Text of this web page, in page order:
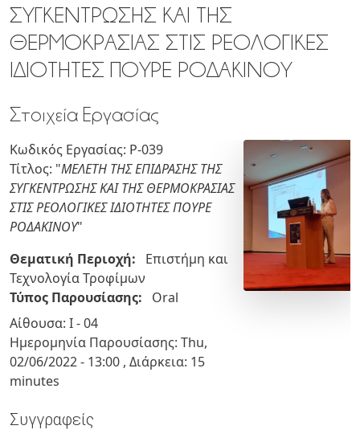
ΣΥΓΚΕΝΤΡΩΣΗΣ ΚΑΙ ΤΗΣ
ΘΕΡΜΟΚΡΑΣΙΑΣ ΣΤΙΣ ΡΕΟΛΟΓΙΚΕΣ
ΙΔΙΟΤΗΤΕΣ ΠΟΥΡΕ ΡΟΔΑΚΙΝΟΥ
Στοιχεία Εργασίας
Κωδικός Εργασίας: P-039
Τίτλος: "ΜΕΛΕΤΗ ΤΗΣ ΕΠΙΔΡΑΣΗΣ ΤΗΣ
ΣΥΓΚΕΝΤΡΩΣΗΣ ΚΑΙ ΤΗΣ ΘΕΡΜΟΚΡΑΣΙΑΣ
ΣΤΙΣ ΡΕΟΛΟΓΙΚΕΣ ΙΔΙΟΤΗΤΕΣ ΠΟΥΡΕ
ΡΟΔΑΚΙΝΟΥ"
Θεματική Περιοχή:
Επιστήμη και
Τεχνολογία Τροφίμων
Τύπος Παρουσίασης:
Oral
Αίθουσα: Ι - 04
Ημερομηνία Παρουσίασης: Thu,
02/06/2022- 13:00 , Διάρκεια: 15
minutes
Συγγραφείς